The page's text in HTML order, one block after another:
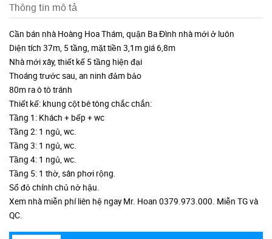
Thông tin mô tả
Cần bán nhà Hoàng Hoa Thám, quận Ba Đình nhà mới ở luôn
Diện tích 37m, 5 tầng, mặt tiền 3,1m giá 6,8m
Nhà mới xây, thiết kế 5 tầng hiện đại
Thoáng trước sau, an ninh đảm bảo
80m ra ô tô tránh
Thiết kế: khung cột bê tông chắc chắn:
Tầng 1: Khách + bếp + wc
Tầng 2: 1 ngủ, wc.
Tầng 3: 1 ngủ, wc.
Tầng 4: 1 ngủ, wc.
Tầng 5: 1 thờ, sân phơi rộng.
Sổ đỏ chính chủ nở hậu.
Xem nhà miễn phí liên hệ ngay Mr. Hoan 0379.973.000. Miễn TG và
QC.